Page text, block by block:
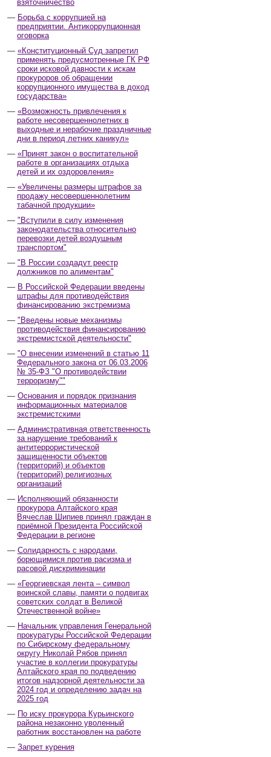
взяточничество
Борьба с коррупцией на
предприятии. Антикоррупционная
оговорка
«Конституционный Суд запретил
применять предусмотренные ГК РФ
сроки исковой давности к искам
прокуроров об обращении
коррупционного имущества в доход
государства»
«Возможность привлечения к
работе несовершеннолетних в
выходные и нерабочие праздничные
дни в период летних каникул»
«Принят закон о воспитательной
работе в организациях отдыха
детей и их оздоровления»
«Увеличены размеры штрафов за
продажу несовершеннолетним
табачной продукции»
"Вступили в силу изменения
законодательства относительно
перевозки детей воздушным
транспортом"
"В России создадут реестр
должников по алиментам"
В Российской Федерации введены
штрафы для противодействия
финансированию экстремизма
"Введены новые механизмы
противодействия финансированию
экстремистской деятельности"
"О внесении изменений в статью 11
Федерального закона от 06.03.2006
№ 35-ФЗ "О противодействии
терроризму""
Основания и порядок признания
информационных материалов
экстремистскими
Административная ответственность
за нарушение требований к
антитеррористической
защищенности объектов
(территорий) и объектов
(территорий) религиозных
организаций
Исполняющий обязанности
прокурора Алтайского края
Вячеслав Шипиев принял граждан в
приёмной Президента Российской
Федерации в регионе
Солидарность с народами,
борющимися против расизма и
расовой дискриминации
«Георгиевская лента – символ
воинской славы, памяти о подвигах
советских солдат в Великой
Отечественной войне»
Начальник управления Генеральной
прокуратуры Российской Федерации
по Сибирскому федеральному
округу Николай Рябов принял
участие в коллегии прокуратуры
Алтайского края по подведению
итогов надзорной деятельности за
2024 год и определению задач на
2025 год
По иску прокурора Курьинского
района незаконно уволенный
работник восстановлен на работе
Запрет курения